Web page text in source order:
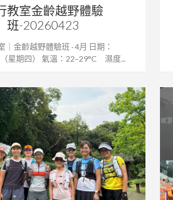
教室金齡越野體驗
班-20260423
｜金齡越野體驗班 · 4月 日期：
星期四） 氣溫：22–29°C 濕度...